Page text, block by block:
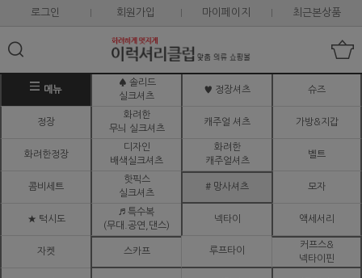
로그인 회원가입 마이페이지 최근본상품
메뉴
♠ 솔리드
실크셔츠
♥ 정장셔츠 슈즈
정장
화려한
무늬 실크셔츠
캐주얼 셔츠 가방&지갑
화려한정장
디자인
배색실크셔츠
화려한
캐주얼셔츠
벨트
콤비세트
핫픽스
실크셔츠
# 망사셔츠 모자
★ 턱시도
♬ 특수복
(무대.공연,댄스)
넥타이 액세서리
자켓 스카프 루프타이
커프스&
넥타이핀